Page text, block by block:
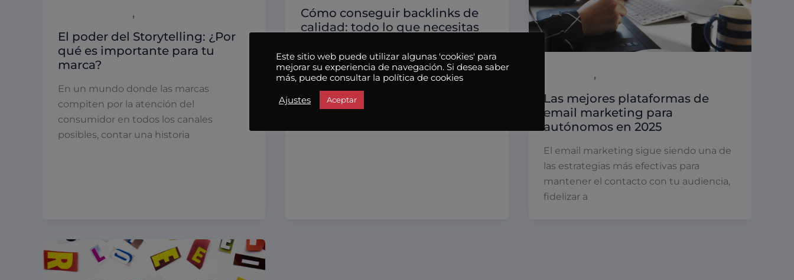
,
El poder del Storytelling: ¿Por
qué es importante para tu
marca?
En un mundo donde las marcas
compiten por la atención del
consumidor en todos los canales
posibles, contar una historia
Cómo conseguir backlinks de
calidad: todo lo que necesitas
Los backlinks son uno de los factores de
SEO más importantes para mejorar tu
posicionamiento web. Conseguir
enlaces de calidad
,
Las mejores plataformas de
email marketing para
autónomos en 2025
El email marketing sigue siendo una de
las estrategias más efectivas para
mantener el contacto con tu audiencia,
fidelizar a
Este sitio web puede utilizar algunas 'cookies' para
mejorar su experiencia de navegación. Si desea saber
más, puede consultar la política de cookies
Ajustes Aceptar